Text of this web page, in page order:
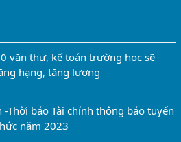
văn thư, kế toán trường học sẽ
hạng, tăng lương
-Thời báo Tài chính thông báo tuyển
năm 2023